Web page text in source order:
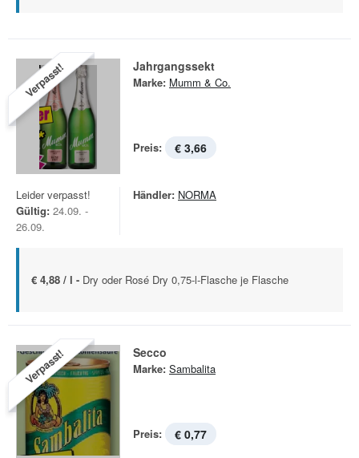
Verpasst! Jahrgangssekt
Marke: Mumm & Co.
Preis: € 3,66
Leider verpasst!
Gültig: 24.09. -
26.09.
Händler: NORMA
€ 4,88 / l - Dry oder Rosé Dry 0,75-l-Flasche je Flasche
Verpasst! Secco
Marke: Sambalita
Preis: € 0,77